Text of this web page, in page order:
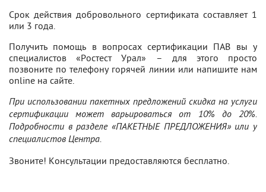
Срок действия добровольного сертификата составляет 1
или 3 года.
Получить помощь в вопросах сертификации ПАВ вы у
специалистов «Ростест Урал» – для этого просто
позвоните по телефону горячей линии или напишите нам
online на сайте.
При использовании пакетных предложений скидка на услуги
сертификации может варьироваться от 10% до 20%.
Подробности в разделе «ПАКЕТНЫЕ ПРЕДЛОЖЕНИЯ» или у
специалистов Центра.
Звоните! Консультации предоставляются бесплатно.